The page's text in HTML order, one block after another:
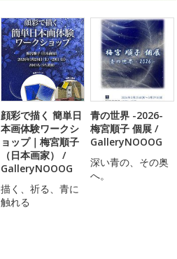
顔彩で描く 簡単日
本画体験ワークシ
ョップ｜梅宮順子
（日本画家） /
GalleryNOOOG
描く、祈る、青に
触れる
青の世界 -2026-
梅宮順子 個展 /
GalleryNOOOG
深い青の、その奥
へ。